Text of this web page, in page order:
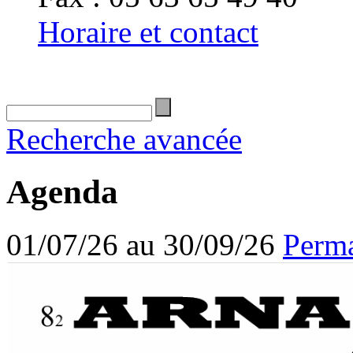
Horaire et contact
Recherche avancée
Agenda
01/07/26 au 30/09/26